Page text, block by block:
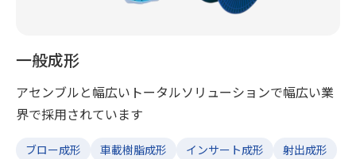
一般成形
アセンブルと幅広いトータルソリューションで幅広い業
界で採用されています
ブロー成形 車載樹脂成形 インサート成形
射出成形